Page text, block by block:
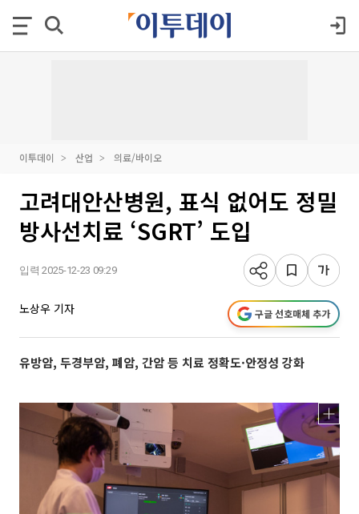
이투데이 산업 의료/바이오
고려대안산병원, 표식 없어도 정밀
방사선치료 ‘SGRT’ 도입
입력 2025-12-23 09:29
노상우 기자 구글 선호매체 추가
유방암, 두경부암, 폐암, 간암 등 치료 정확도·안정성 강화